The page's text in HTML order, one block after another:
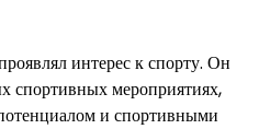
интерес к спорту. Он
спортивных мероприятиях,
и спортивными